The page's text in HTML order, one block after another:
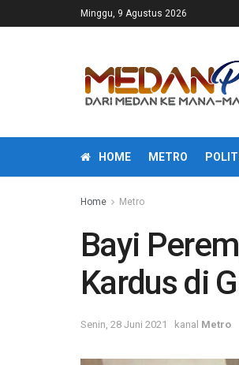
Minggu, 9 Agustus 2026
HOME METRO
Home Metro
Bayi
Kardus di
Senin, 28 Juni 2021 kanal Metro